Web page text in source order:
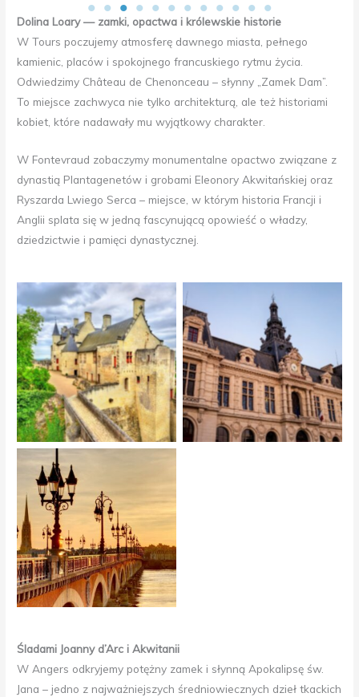
Dolina Loary — zamki, opactwa i królewskie historie
W Tours poczujemy atmosferę dawnego miasta, pełnego
kamienic, placów i spokojnego francuskiego rytmu życia.
Odwiedzimy Château de Chenonceau – słynny „Zamek Dam”.
To miejsce zachwyca nie tylko architekturą, ale też historiami
kobiet, które nadawały mu wyjątkowy charakter.
W Fontevraud zobaczymy monumentalne opactwo związane z
dynastią Plantagenetów i grobami Eleonory Akwitańskiej oraz
Ryszarda Lwiego Serca – miejsce, w którym historia Francji i
Anglii splata się w jedną fascynującą opowieść o władzy,
dziedzictwie i pamięci dynastycznej.
Chateau De Chinon Ratusz w Poitiers
Bordeaux
Śladami Joanny d’Arc i Akwitanii
W Angers odkryjemy potężny zamek i słynną Apokalipsę św.
Jana – jedno z najważniejszych średniowiecznych dzieł tkackich